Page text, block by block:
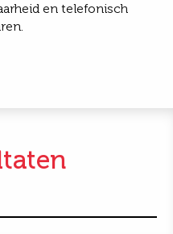
en telefonisch